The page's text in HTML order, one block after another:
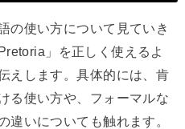
の使い方について見ていき
」を正しく使えるよ
えします。具体的には、肯
る使い方や、フォーマルな
違いについても触れます。